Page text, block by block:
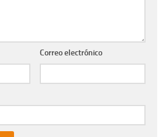
Correo electrónico